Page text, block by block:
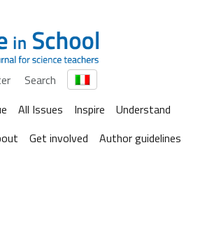
Search
All Issues Inspire
Understand
Get involved Author guidelines